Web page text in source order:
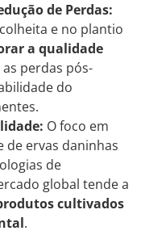
de Perdas:
e no plantio
a qualidade
perdas pós-
do
O foco em
de ervas daninhas
de
global tende a
cultivados
.